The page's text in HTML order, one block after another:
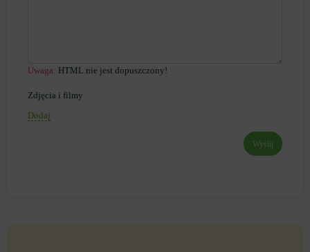
Uwaga: HTML nie jest dopuszczony!
Zdjęcia i filmy
Dodaj
Wyślij